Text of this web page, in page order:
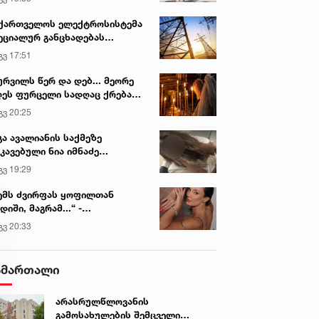
ელექტროსისტემა
განცხადებას
17:51
წერ და დებ... მეორე
ფურცელი სადღაც ქრება
სურვილი სრულდება...“ -
ტაძარი შიდა
20:25
ავალიანის საქმეზე
ნია იმნაძე
გადაჰყავთ
19:29
ძვირფას ყოფილთან
მაგრამ...“ -
პაიჭაძის
აღიარება
20:33
არასრულწლოვანის
გამოსახულების შემცველი